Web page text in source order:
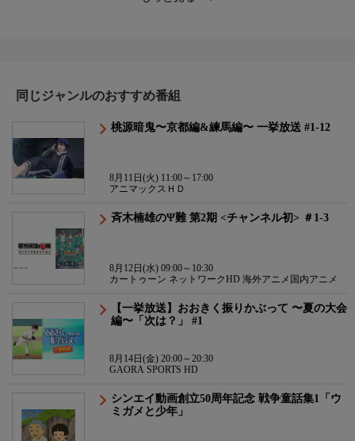
同じジャンルのおすすめ番組
桃源暗鬼〜京都編&練馬編〜 一挙放送 #1-12
8月11日(火) 11:00～17:00
アニマックスＨＤ
斉木楠雄のΨ難 第2期 <チャンネル初> ＃1-3
8月12日(水) 09:00～10:30
カートゥーン ネットワークHD 海外アニメ国内アニメ
【一挙放送】おおきく振りかぶって 〜夏の大会
編〜「次は？」 #1
8月14日(金) 20:00～20:30
GAORA SPORTS HD
シンエイ動画創立50周年記念 戦争童話集1「ウ
ミガメと少年」